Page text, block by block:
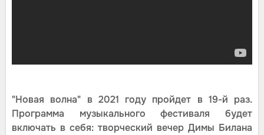
"Новая волна" в 2021 году пройдет в 19-й раз.
Программа музыкального фестиваля будет
включать в себя: творческий вечер Димы Билана